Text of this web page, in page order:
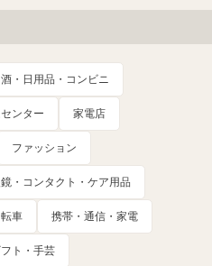
・日用品・コンビニ
ンター 家電店
ファッション
・コンタクト・ケア用品
車 携帯・通信・家電
ト・手芸